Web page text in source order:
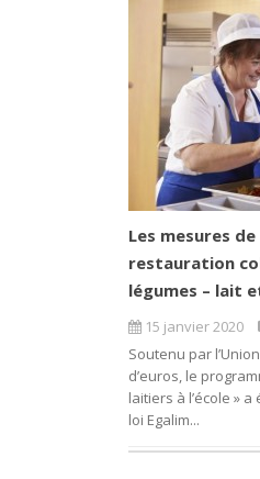
Les mesures
restauration
légumes – lait
15 janvier 2020
Soutenu par
d’euros, le
laitiers à l’école »
loi Egalim...